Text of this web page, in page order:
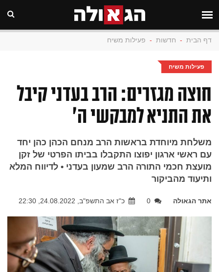
דף הבית - חדשות - פעילות משיח
פעילות משיח
חוצה מגזרים: הרב בעדני קיבל
את התניא למבקשי ה'
משלחת מיוחדת בראשות הרב מנחם הכהן כהן יחד
עם ראשי ארגון יפוצו התקבלו בביתו הפרטי של זקן
מועצת חכמי התורה הרב שמעון בעדני • לדיווח המלא
ותיעוד מהביקור
אתר הגאולה 0 כ"ז אב התשפ"ב, 24.08.2022, 22:30